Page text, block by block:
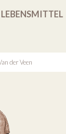
LEBENSMITTEL
der Veen